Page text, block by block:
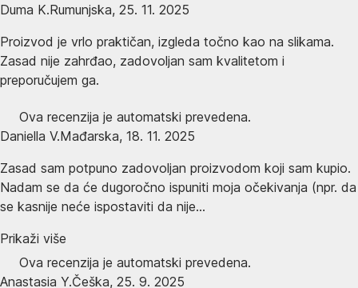
Duma K.Rumunjska, 25. 11. 2025
Proizvod je vrlo praktičan, izgleda točno kao na slikama.
Zasad nije zahrđao, zadovoljan sam kvalitetom i
preporučujem ga.
Ova recenzija je automatski prevedena.
Daniella V.Mađarska, 18. 11. 2025
Zasad sam potpuno zadovoljan proizvodom koji sam kupio.
Nadam se da će dugoročno ispuniti moja očekivanja (npr. da
se kasnije neće ispostaviti da nije...
Prikaži više
Ova recenzija je automatski prevedena.
Anastasia Y.Češka, 25. 9. 2025